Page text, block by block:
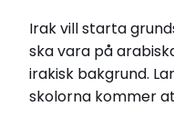
Irak vill starta
ska vara på
irakisk bakgrund.
skolorna kommer